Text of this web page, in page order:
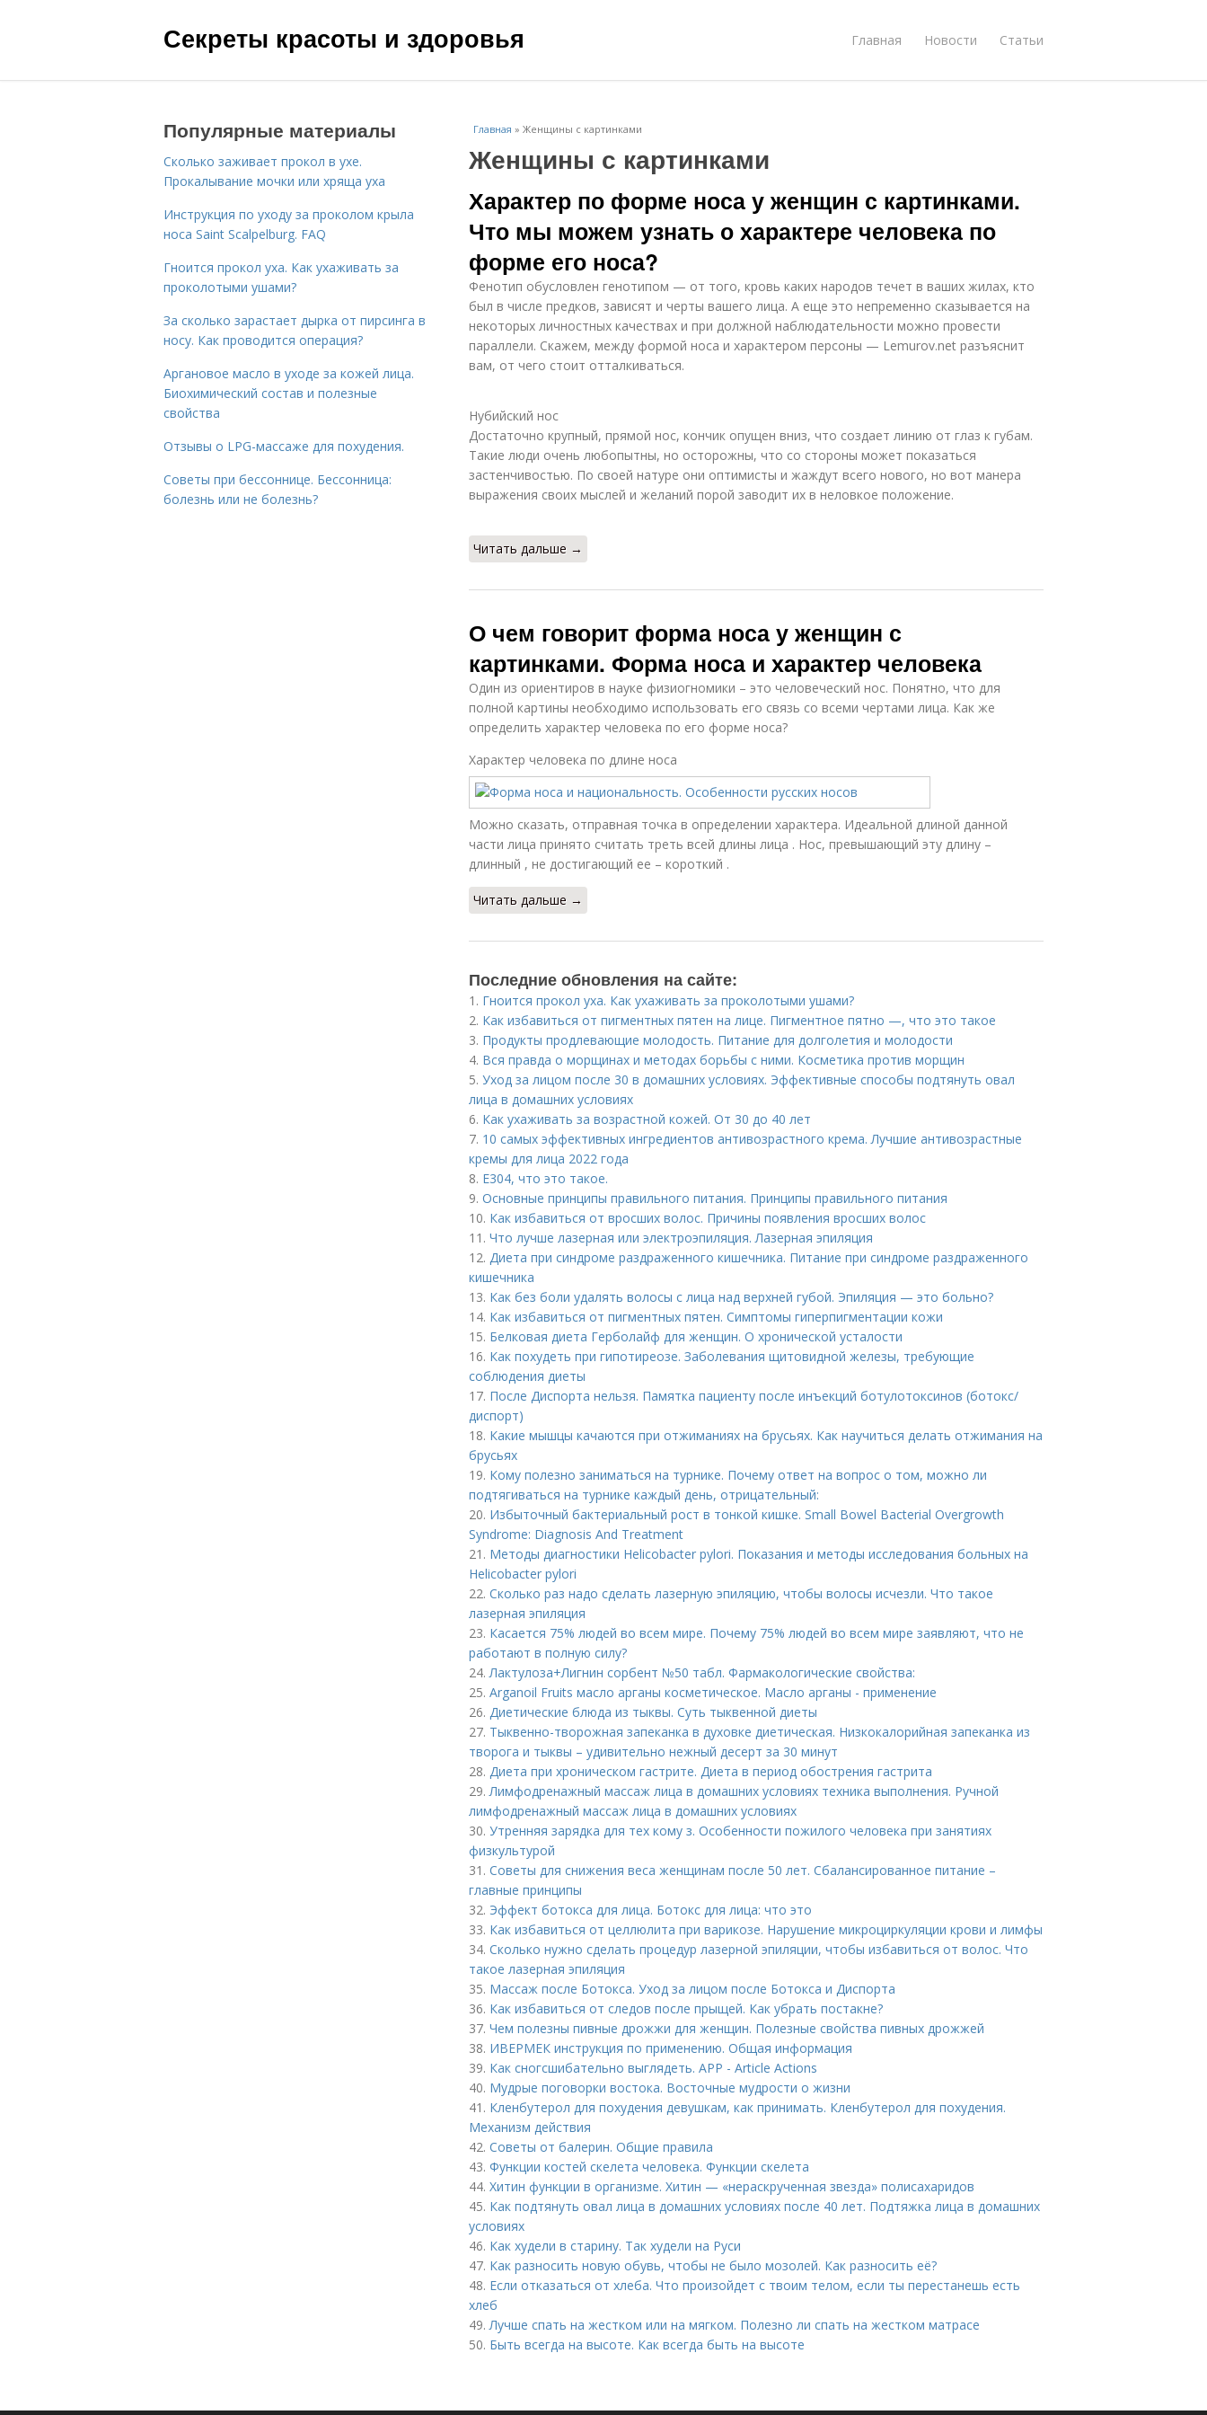
Секреты красоты и здоровья Главная Новости Статьи
Главная » Женщины с картинками
Женщины с картинками
Характер по форме носа у женщин с картинками.
Что мы можем узнать о характере человека по
форме его носа?
Фенотип обусловлен генотипом — от того, кровь каких народов течет в ваших жилах, кто
был в числе предков, зависят и черты вашего лица. А еще это непременно сказывается на
некоторых личностных качествах и при должной наблюдательности можно провести
параллели. Скажем, между формой носа и характером персоны — Lemurov.net разъяснит
вам, от чего стоит отталкиваться.
Нубийский нос
Достаточно крупный, прямой нос, кончик опущен вниз, что создает линию от глаз к губам.
Такие люди очень любопытны, но осторожны, что со стороны может показаться
застенчивостью. По своей натуре они оптимисты и жаждут всего нового, но вот манера
выражения своих мыслей и желаний порой заводит их в неловкое положение.
Читать дальше →
О чем говорит форма носа у женщин с
картинками. Форма носа и характер человека
Один из ориентиров в науке физиогномики – это человеческий нос. Понятно, что для
полной картины необходимо использовать его связь со всеми чертами лица. Как же
определить характер человека по его форме носа?
Характер человека по длине носа
Можно сказать, отправная точка в определении характера. Идеальной длиной данной
части лица принято считать треть всей длины лица . Нос, превышающий эту длину –
длинный , не достигающий ее – короткий .
Читать дальше →
Последние обновления на сайте:
1. Гноится прокол уха. Как ухаживать за проколотыми ушами?
2. Как избавиться от пигментных пятен на лице. Пигментное пятно —, что это такое
3. Продукты продлевающие молодость. Питание для долголетия и молодости
4. Вся правда о морщинах и методах борьбы с ними. Косметика против морщин
5. Уход за лицом после 30 в домашних условиях. Эффективные способы подтянуть овал
лица в домашних условиях
6. Как ухаживать за возрастной кожей. От 30 до 40 лет
7. 10 самых эффективных ингредиентов антивозрастного крема. Лучшие антивозрастные
кремы для лица 2022 года
8. Е304, что это такое.
9. Основные принципы правильного питания. Принципы правильного питания
10. Как избавиться от вросших волос. Причины появления вросших волос
11. Что лучше лазерная или электроэпиляция. Лазерная эпиляция
12. Диета при синдроме раздраженного кишечника. Питание при синдроме раздраженного
кишечника
13. Как без боли удалять волосы с лица над верхней губой. Эпиляция — это больно?
14. Как избавиться от пигментных пятен. Симптомы гиперпигментации кожи
15. Белковая диета Герболайф для женщин. О хронической усталости
16. Как похудеть при гипотиреозе. Заболевания щитовидной железы, требующие
соблюдения диеты
17. После Диспорта нельзя. Памятка пациенту после инъекций ботулотоксинов (ботокс/
диспорт)
18. Какие мышцы качаются при отжиманиях на брусьях. Как научиться делать отжимания на
брусьях
19. Кому полезно заниматься на турнике. Почему ответ на вопрос о том, можно ли
подтягиваться на турнике каждый день, отрицательный:
20. Избыточный бактериальный рост в тонкой кишке. Small Bowel Bacterial Overgrowth
Syndrome: Diagnosis And Treatment
21. Методы диагностики Helicobacter pylori. Показания и методы исследования больных на
Helicobacter pylori
22. Сколько раз надо сделать лазерную эпиляцию, чтобы волосы исчезли. Что такое
лазерная эпиляция
23. Касается 75% людей во всем мире. Почему 75% людей во всем мире заявляют, что не
работают в полную силу?
24.Лактулоза+Лигнин сорбент №50 табл. Фармакологические свойства:
25. Arganoil Fruits масло арганы косметическое. Масло арганы - применение
26. Диетические блюда из тыквы. Суть тыквенной диеты
27. Тыквенно-творожная запеканка в духовке диетическая. Низкокалорийная запеканка из
творога и тыквы – удивительно нежный десерт за 30 минут
28. Диета при хроническом гастрите. Диета в период обострения гастрита
29.Лимфодренажный массаж лица в домашних условиях техника выполнения. Ручной
лимфодренажный массаж лица в домашних условиях
30. Утренняя зарядка для тех кому з. Особенности пожилого человека при занятиях
физкультурой
31. Советы для снижения веса женщинам после 50 лет. Сбалансированное питание –
главные принципы
32. Эффект ботокса для лица. Ботокс для лица: что это
33. Как избавиться от целлюлита при варикозе. Нарушение микроциркуляции крови и лимфы
34. Сколько нужно сделать процедур лазерной эпиляции, чтобы избавиться от волос. Что
такое лазерная эпиляция
35. Массаж после Ботокса. Уход за лицом после Ботокса и Диспорта
36. Как избавиться от следов после прыщей. Как убрать постакне?
37. Чем полезны пивные дрожжи для женщин. Полезные свойства пивных дрожжей
38. ИВЕРМЕК инструкция по применению. Общая информация
39. Как сногсшибательно выглядеть. APP - Article Actions
40. Мудрые поговорки востока. Восточные мудрости о жизни
41. Кленбутерол для похудения девушкам, как принимать. Кленбутерол для похудения.
Механизм действия
42. Советы от балерин. Общие правила
43. Функции костей скелета человека. Функции скелета
44. Хитин функции в организме. Хитин — «нераскрученная звезда» полисахаридов
45. Как подтянуть овал лица в домашних условиях после 40 лет. Подтяжка лица в домашних
условиях
46. Как худели в старину. Так худели на Руси
47. Как разносить новую обувь, чтобы не было мозолей. Как разносить её?
48. Если отказаться от хлеба. Что произойдет с твоим телом, если ты перестанешь есть
хлеб
49.Лучше спать на жестком или на мягком. Полезно ли спать на жестком матрасе
50. Быть всегда на высоте. Как всегда быть на высоте
Популярные материалы
Сколько заживает прокол в ухе.
Прокалывание мочки или хряща уха
Инструкция по уходу за проколом крыла
носа Saint Scalpelburg. FAQ
Гноится прокол уха. Как ухаживать за
проколотыми ушами?
За сколько зарастает дырка от пирсинга в
носу. Как проводится операция?
Аргановое масло в уходе за кожей лица.
Биохимический состав и полезные
свойства
Отзывы о LPG-массаже для похудения.
Советы при бессоннице. Бессонница:
болезнь или не болезнь?